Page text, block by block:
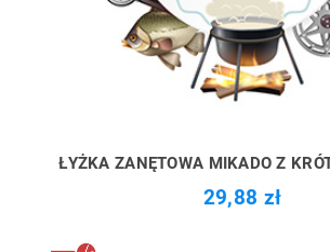
ŁYŻKA ZANĘTOWA MIKADO Z
29,88 zł